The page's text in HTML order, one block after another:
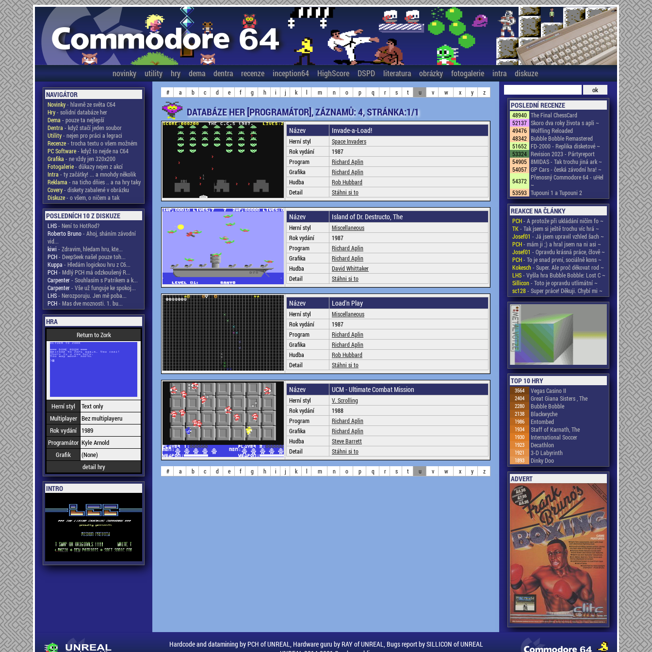
novinky utility hry dema dentra recenze inception64 HighScore DSPD literatura obrázky fotogalerie intra diskuze
NAVIGÁTOR
Novinky- hlavně ze světa C64
Hry- solidní databáze her
Dema - pouze ta nejlepší
Dentra - když stačí jeden soubor
Utility- nejen pro práci a legraci
Recenze- trocha textu o všem možném
PC Software- když to nejde na C64
Grafika - ne vždy jen 320x200
Fotogalerie- důkazy nejen z akcí
Intra - ty začátky! ... a mnohdy několik
Reklama - na ticho dňies .. a na hry taky
Covery- diskety zabalené v obrázku
Diskuze- o všem, o ničem a tak
POSLEDNÍCH 10 Z DISKUZE
LHS- Není to HotRod?
Roberto Bruno- Ahoj, sháním závodní
vid...
kiwi - Zdravim, hledam hru, kte...
PCH- DeepSeek našel pouze toh...
Kuppa - Hledám logickou hru z C6...
PCH- Mdlý PCH má odzkoušený R...
Carpenter- Souhlasím s Patrikem a k...
Carpenter- Vše už funguje ke spokoj...
LHS- Nerozporuju. Jen mě poba...
PCH- Mas dve moznosti. 1. bu...
HRA
Return to Zork
Herní styl
Text only
Multiplayer Bez multiplayeru
Rok vydání
1989
Programátor Kyle Arnold
Grafik
(None)
detail hry
INTRO
# a b c d e f g h i j k l m n o p q r s t u v w x y z
DATABÁZE HER [PROGRAMÁTOR], ZÁZNAMŮ: 4, STRÁNKA:1/1
Název Invade-a-Load!
Herní styl
Space Invaders
Rok vydání
1987
Program
Richard Aplin
Grafika
Richard Aplin
Hudba
Rob Hubbard
Detail
Stáhni si to
Název Island of Dr. Destructo, The
Herní styl
Miscellaneous
Rok vydání
1987
Program
Richard Aplin
Grafika
Richard Aplin
Hudba
David Whittaker
Detail
Stáhni si to
Název Load'n Play
Herní styl
Miscellaneous
Rok vydání
1987
Program
Richard Aplin
Grafika
Richard Aplin
Hudba
Rob Hubbard
Detail
Stáhni si to
Název UCM - Ultimate Combat Mission
Herní styl
V. Scrolling
Rok vydání
1988
Program
Richard Aplin
Grafika
Richard Aplin
Hudba
Steve Barrett
Detail
Stáhni si to
# a b c d e f g h i j k l m n o p q r s t u v w x y z
POSLEDNÍ RECENZE
48940 The Final ChessCard
52137 Skoro dva roky života s apli ~
49476 Wolfling Reloaded
48342 Bubble Bobble Remastered
51652 FD-2000 - Replika disketové ~
53324 Revision 2023 - Pártyreport
54905 8MIDAS - Tak trochu jiná ark ~
54057 GP Cars - česká závodní hra! ~
54372 Přenosný Commodore 64 - uHel
~
53593 Tupouni 1 a Tupouni 2
REAKCE NA ČLÁNKY
PCH- A protože při ukládání ničím fo ~
TK- Tak jsem si ještě trochu víc hrá ~
Josef01 - Já jsem upravil vzhled šach ~
PCH- mám ji ;) a hral jsem na ni asi ~
Josef01 - Opravdu krásná práce, člově ~
PCH- To je snad první, sociálně kons ~
Kokesch- Super. Ale proč děkovat rod ~
LHS- Vyšla hra Bubble Bobble: Lost C ~
Sillicon- Toto je opravdu utlimátní ~
sc128- Super práce! Děkuji. Chybí mi ~
TOP 10 HRY
3564 Vegas Casino II
2404 Great Giana Sisters , The
2280 Bubble Bobble
2138 Blackwyche
1986 Entombed
1934 Staff of Karnath, The
1930 International Soccer
1923 Decathlon
1921 3-D Labyrinth
1893 Dinky Doo
ADVERT
Hardcode and datamining by PCH of UNREAL, Hardware guru by RAY of UNREAL, Bugs report by SILLICON of UNREAL